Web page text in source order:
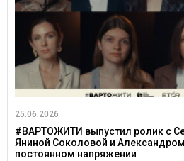
25.06.2026
#ВАРТОЖИТИ выпустил ролик с
Яниной Соколовой и
постоянном напряжении